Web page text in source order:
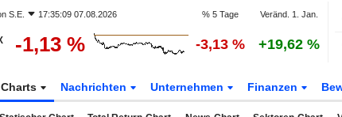
S.E. 17:35:09 07.08.2026 % 5 Tage Veränd. 1. Jan.
-1,13 % -3,13 % +19,62 %
Charts Nachrichten Unternehmen Finanzen